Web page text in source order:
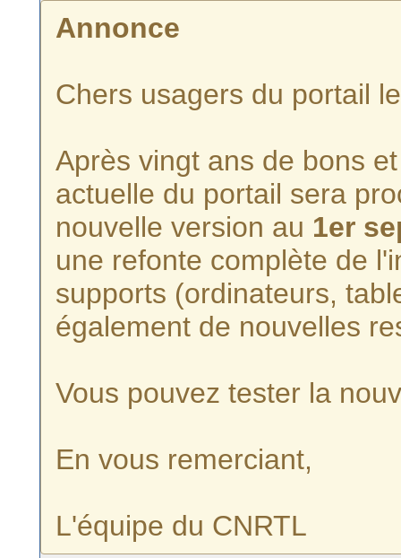
Annonce
Chers usagers du portail
Après vingt ans de bons
actuelle du portail sera
nouvelle version au 1er
une refonte complète de
supports (ordinateurs,
également de nouvelles
Vous pouvez tester la
En vous remerciant,
L'équipe du CNRTL